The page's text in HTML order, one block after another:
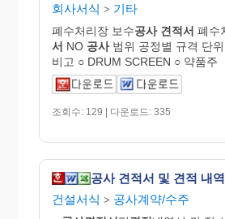
회사서식 > 기타
폐수처리장 보수공사 견적서 폐수
서 NO 공사범위 공정별 규격 단
비고 ○ DRUM SCREEN ○ 약품주
조회수: 129 | 다운로드: 335
공사 견적서 및 견적 내
건설서식 > 공사계약/수주